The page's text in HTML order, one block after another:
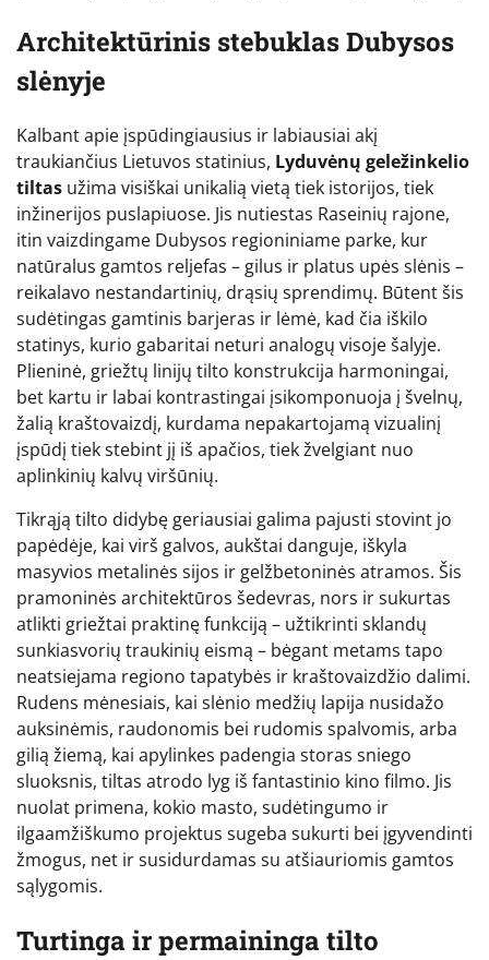
Architektūrinis stebuklas Dubysos
slėnyje
Kalbant apie įspūdingiausius ir labiausiai akį
traukiančius Lietuvos statinius, Lyduvėnų geležinkelio
tiltas užima visiškai unikalią vietą tiek istorijos, tiek
inžinerijos puslapiuose. Jis nutiestas Raseinių rajone,
itin vaizdingame Dubysos regioniniame parke, kur
natūralus gamtos reljefas – gilus ir platus upės slėnis –
reikalavo nestandartinių, drąsių sprendimų. Būtent šis
sudėtingas gamtinis barjeras ir lėmė, kad čia iškilo
statinys, kurio gabaritai neturi analogų visoje šalyje.
Plieninė, griežtų linijų tilto konstrukcija harmoningai,
bet kartu ir labai kontrastingai įsikomponuoja į švelnų,
žalią kraštovaizdį, kurdama nepakartojamą vizualinį
įspūdį tiek stebint jį iš apačios, tiek žvelgiant nuo
aplinkinių kalvų viršūnių.
Tikrąją tilto didybę geriausiai galima pajusti stovint jo
papėdėje, kai virš galvos, aukštai danguje, iškyla
masyvios metalinės sijos ir gelžbetoninės atramos. Šis
pramoninės architektūros šedevras, nors ir sukurtas
atlikti griežtai praktinę funkciją – užtikrinti sklandų
sunkiasvorių traukinių eismą – bėgant metams tapo
neatsiejama regiono tapatybės ir kraštovaizdžio dalimi.
Rudens mėnesiais, kai slėnio medžių lapija nusidažo
auksinėmis, raudonomis bei rudomis spalvomis, arba
gilią žiemą, kai apylinkes padengia storas sniego
sluoksnis, tiltas atrodo lyg iš fantastinio kino filmo. Jis
nuolat primena, kokio masto, sudėtingumo ir
ilgaamžiškumo projektus sugeba sukurti bei įgyvendinti
žmogus, net ir susidurdamas su atšiauriomis gamtos
sąlygomis.
Turtinga ir permaininga tilto